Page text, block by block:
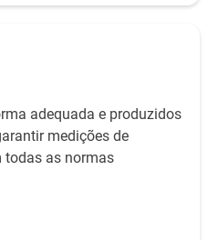
adequada e produzidos
medições de
todas as normas